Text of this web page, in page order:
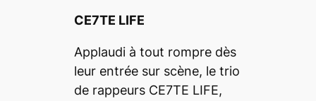
CE7TE LIFE
Applaudi à tout rompre dès
leur entrée sur scène, le trio
de rappeurs CE7TE LIFE,